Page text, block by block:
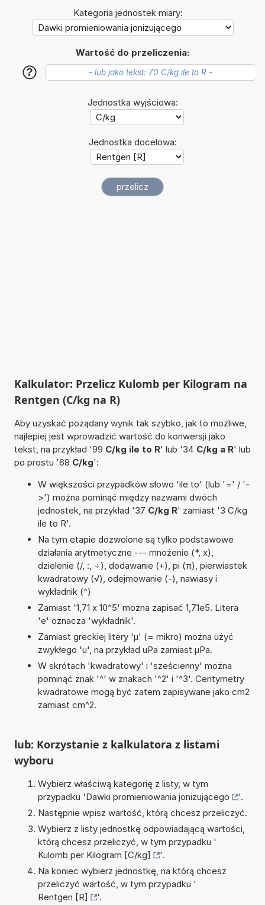
Kategoria jednostek miary:
Wartość do przeliczenia:
?
Jednostka wyjściowa:
Jednostka docelowa:
Kalkulator: Przelicz Kulomb per Kilogram na
Rentgen (C/kg na R)
Aby uzyskać pożądany wynik tak szybko, jak to możliwe,
najlepiej jest wprowadzić wartość do konwersji jako
tekst, na przykład '99 C/kg ile to R' lub '34 C/kg a R' lub
po prostu '68 C/kg':
W większości przypadków słowo 'ile to' (lub '=' / '-
>') można pominąć między nazwami dwóch
jednostek, na przykład '37 C/kg R' zamiast '3 C/kg
ile to R'.
Na tym etapie dozwolone są tylko podstawowe
działania arytmetyczne --- mnożenie (*, x),
dzielenie (/, :, ÷), dodawanie (+), pi (π), pierwiastek
kwadratowy (√), odejmowanie (-), nawiasy i
wykładnik (^)
Zamiast '1,71 x 10^5' można zapisać 1,71e5. Litera
'e' oznacza 'wykładnik'.
Zamiast greckiej litery 'µ' (= mikro) można użyć
zwykłego 'u', na przykład uPa zamiast µPa.
W skrótach 'kwadratowy' i 'sześcienny' można
pominąć znak '^' w znakach '^2' i '^3'. Centymetry
kwadratowe mogą być zatem zapisywane jako cm2
zamiast cm^2.
lub: Korzystanie z kalkulatora z listami
wyboru
Wybierz właściwą kategorię z listy, w tym
przypadku 'Dawki promieniowania jonizującego
'.
Następnie wpisz wartość, którą chcesz przeliczyć.
Wybierz z listy jednostkę odpowiadającą wartości,
którą chcesz przeliczyć, w tym przypadku '
Kulomb per Kilogram [C/kg]
'.
Na koniec wybierz jednostkę, na którą chcesz
przeliczyć wartość, w tym przypadku '
Rentgen [R]
'.